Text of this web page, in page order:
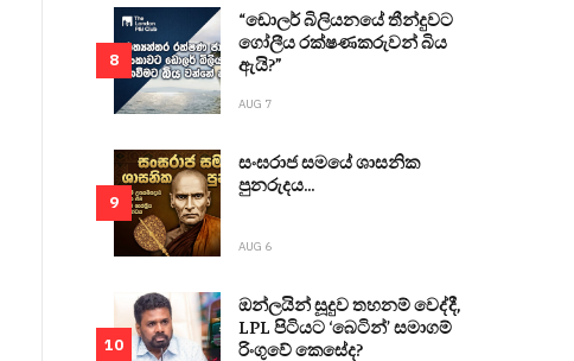
8
“ඩොලර් බිලියනයේ තීන්දුවට
ගෝලීය රක්ෂණකරුවන් බිය
ඇයි?”
AUG 7
9
සංඝරාජ සමයේ ශාසනික
පුනරුදය...
AUG 6
10
ඔන්ලයින් සූදුව තහනම් වෙද්දී,
LPL පිටියට ‘බෙටින්’ සමාගම්
රිංගුවේ කෙසේද?